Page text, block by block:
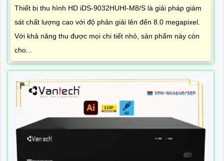
Thiết bị thu hình HD iDS-9032HUHI-M8/S là giải pháp giám
sát chất lượng cao với độ phân giải lên đến 8.0 megapixel.
Với khả năng thu được mọi chi tiết nhỏ, sản phẩm này còn
cho...